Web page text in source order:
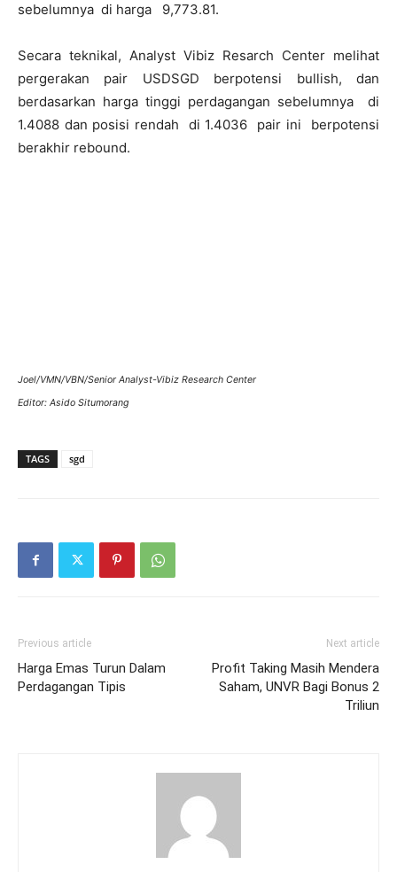
sebelumnya di harga 9,773.81.
Secara teknikal, Analyst Vibiz Resarch Center melihat
pergerakan pair USDSGD berpotensi bullish, dan
berdasarkan harga tinggi perdagangan sebelumnya di
1.4088 dan posisi rendah di 1.4036 pair ini berpotensi
berakhir rebound.
Joel/VMN/VBN/Senior Analyst-Vibiz Research Center
Editor: Asido Situmorang
TAGS sgd
Previous article
Harga Emas Turun Dalam
Perdagangan Tipis
Next article
Profit Taking Masih Mendera
Saham, UNVR Bagi Bonus 2
Triliun